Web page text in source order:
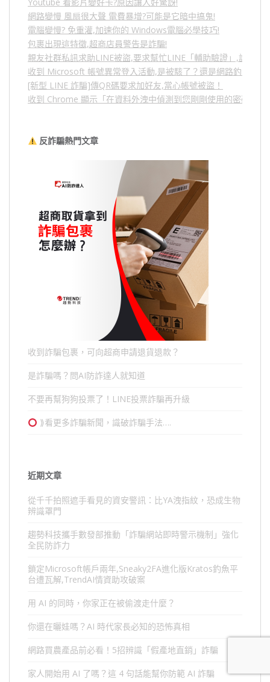
Youtube 看影片變好卡?原因讓人好驚訝!
網路變慢 風扇很大聲 電費暴增?可能是它暗中搞鬼!
電腦變慢? 免重灌,加速你的 Windows電腦必學技巧!
包裹出現這特徵,超商店員警告是詐騙!
親友社群私訊求助LINE被盜,要求幫忙LINE「輔助驗證」,詐騙
收到 Microsoft 帳號異常登入活動,是被駭了？還是網路釣魚？
[新型 LINE 詐騙]傳QR碼要求加好友,當心帳號被盜！
收到 Chrome 顯示「在資料外洩中偵測到您剛剛使用的密碼」
反詐騙熱門文章
收到詐騙包裹，可向超商申請退貨退款？
是詐騙嗎？問AI防詐達人就知道
不要再幫狗狗投票了！LINE投票詐騙再升級
⟫看更多詐騙新聞，識破詐騙手法….
近期文章
從千千拍照遮手看見的資安警訊：比YA洩指紋，恐成生物
辨識罩門
趨勢科技攜手數發部推動「詐騙網站即時警示機制」強化
全民防詐力
鎖定Microsoft帳戶兩年,Sneaky2FA進化版Kratos釣魚平
台遭瓦解,TrendAI情資助攻破案
用 AI 的同時，你家正在被偷渡走什麼？
你還在曬娃嗎？AI 時代家長必知的恐怖真相
網路買農產品前必看！5招辨識「假產地直銷」詐騙
家人開始用 AI 了嗎？這 4 句話能幫你防範 AI 詐騙